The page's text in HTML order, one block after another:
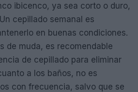
ibicenco, ya sea corto o duro,
cepillado semanal es
en buenas condiciones.
de muda, es recomendable
de cepillado para eliminar
a los baños, no es
con frecuencia, salvo que se